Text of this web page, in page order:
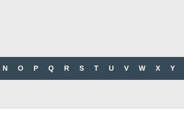
N O P Q R S T U V W X Y